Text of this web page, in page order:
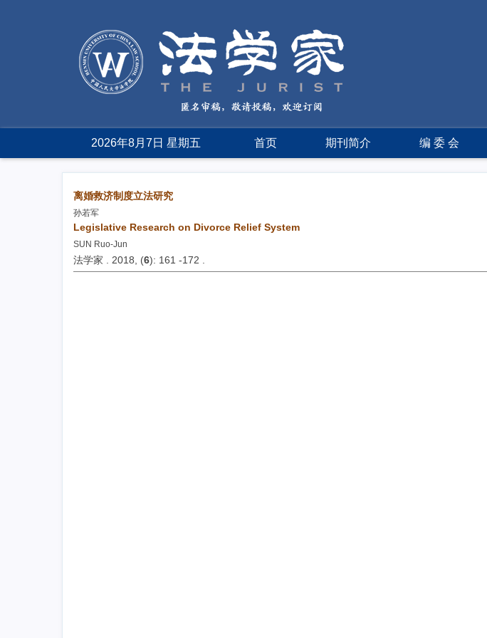
2026年8月7日 星期五 首页 期刊简介 编 委 会
离婚救济制度立法研究
孙若军
Legislative Research on Divorce Relief System
SUN Ruo-Jun
法学家 . 2018, (6): 161 -172 .